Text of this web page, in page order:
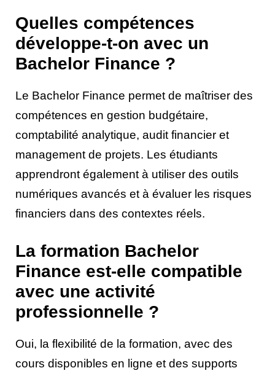
Quelles compétences
développe-t-on avec un
Bachelor Finance ?
Le Bachelor Finance permet de maîtriser des
compétences en gestion budgétaire,
comptabilité analytique, audit financier et
management de projets. Les étudiants
apprendront également à utiliser des outils
numériques avancés et à évaluer les risques
financiers dans des contextes réels.
La formation Bachelor
Finance est-elle compatible
avec une activité
professionnelle ?
Oui, la flexibilité de la formation, avec des
cours disponibles en ligne et des supports